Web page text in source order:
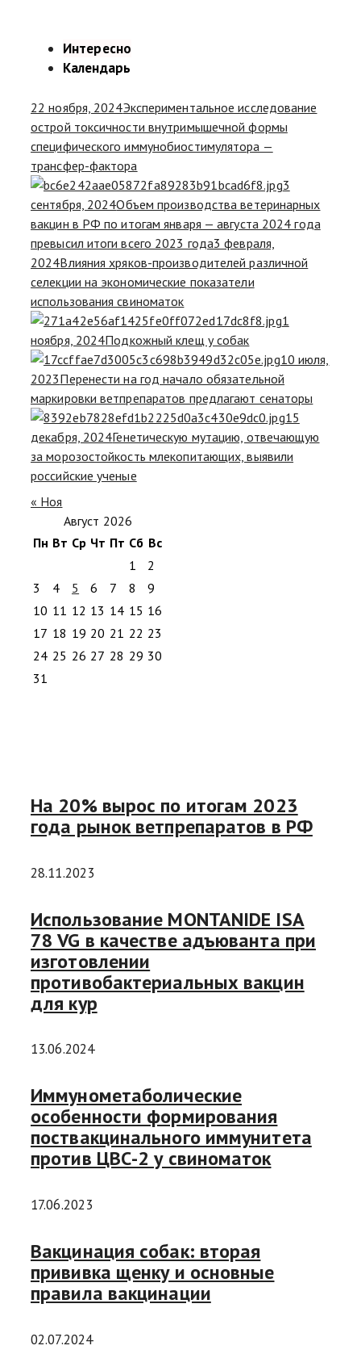
Интересно
Календарь
22 ноября, 2024Экспериментальное исследование
острой токсичности внутримышечной формы
специфического иммунобиостимулятора —
трансфер-фактора
3
сентября, 2024Объем производства ветеринарных
вакцин в РФ по итогам января — августа 2024 года
превысил итоги всего 2023 года3 февраля,
2024Влияния хряков-производителей различной
селекции на экономические показатели
использования свиноматок
1
ноября, 2024Подкожный клещ у собак
10 июля,
2023Перенести на год начало обязательной
маркировки ветпрепаратов предлагают сенаторы
15
декабря, 2024Генетическую мутацию, отвечающую
за морозостойкость млекопитающих, выявили
российские ученые
« Ноя
Август 2026
Пн Вт Ср Чт Пт Сб Вс
1
2
3
4 5 6 7 8
9
10 11 12 13 14 15 16
17 18 19 20 21 22 23
24 25 26 27 28 29 30
31
На 20% вырос по итогам 2023
года рынок ветпрепаратов в РФ
28.11.2023
Использование MONTANIDE ISA
78 VG в качестве адъюванта при
изготовлении
противобактериальных вакцин
для кур
13.06.2024
Иммунометаболические
особенности формирования
поствакцинального иммунитета
против ЦВС-2 у свиноматок
17.06.2023
Вакцинация собак: вторая
прививка щенку и основные
правила вакцинации
02.07.2024